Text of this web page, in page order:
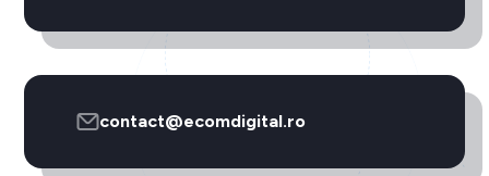
contact@ecomdigital.ro